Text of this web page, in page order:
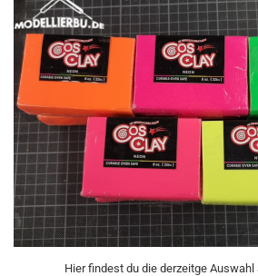
Hier findest du die derzeitge Auswahl